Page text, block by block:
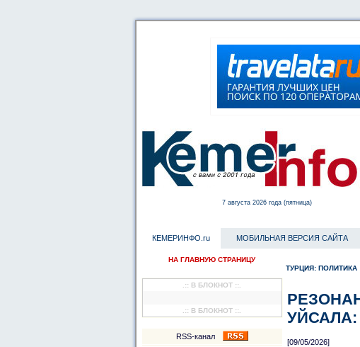
7 августа 2026 года (пятница)
КЕМЕРИНФО.ru МОБИЛЬНАЯ ВЕРСИЯ САЙТА
НА ГЛАВНУЮ СТРАНИЦУ
.:: В БЛОКНОТ ::.
.:: В БЛОКНОТ ::.
RSS-канал
ТУРЦИЯ: ПОЛИТИКА
[09/05/2026]